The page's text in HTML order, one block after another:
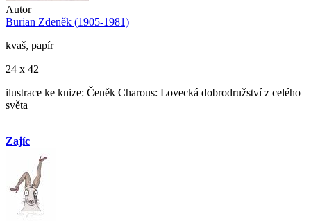
Autor
Burian Zdeněk (1905-1981)
kvaš, papír
24 x 42
ilustrace ke knize: Čeněk Charous: Lovecká dobrodružství z celého
světa
Zajíc